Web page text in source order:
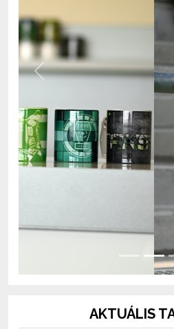
Previous
OTP Bank Liga